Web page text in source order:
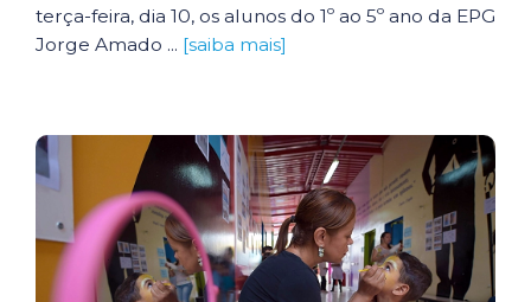
terça-feira, dia 10, os alunos do 1º ao 5º ano da EPG
Jorge Amado ... [saiba mais]